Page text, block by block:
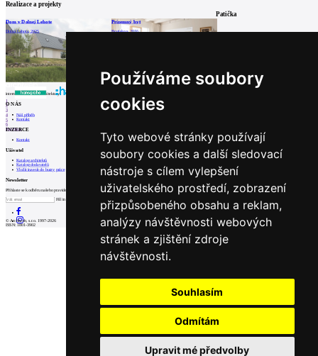
Používáme soubory
cookies
Tyto webové stránky používají
soubory cookies a další sledovací
nástroje s cílem vylepšení
uživatelského prostředí, zobrazení
přizpůsobeného obsahu a reklam,
analýzy návštěvnosti webových
stránek a zjištění zdroje
návštěvnosti.
Souhlasím
Odmítám
Upravit mé předvolby
Realizace a projekty
Dom v Dolnej Lehote
Dolná Lehota, 2025
Prízemný byt
Bratislava, 2016
1
2
3
4
5
6
PrevNext
Patička
internetové centrum architektury
O NÁS
Náš příběh
Kontakt
INZERCE
Kontakt
Uživatel
Katalog architektů
Katalog dodavatelů
Vložit inzerát do burzy práce
Newsletter
Přihlaste se k odběru našeho pravidelného týdenního newsletteru:
Fill in „nospam“
© Archiweb, s.r.o. 1997-2026
ISSN: 1801-3902